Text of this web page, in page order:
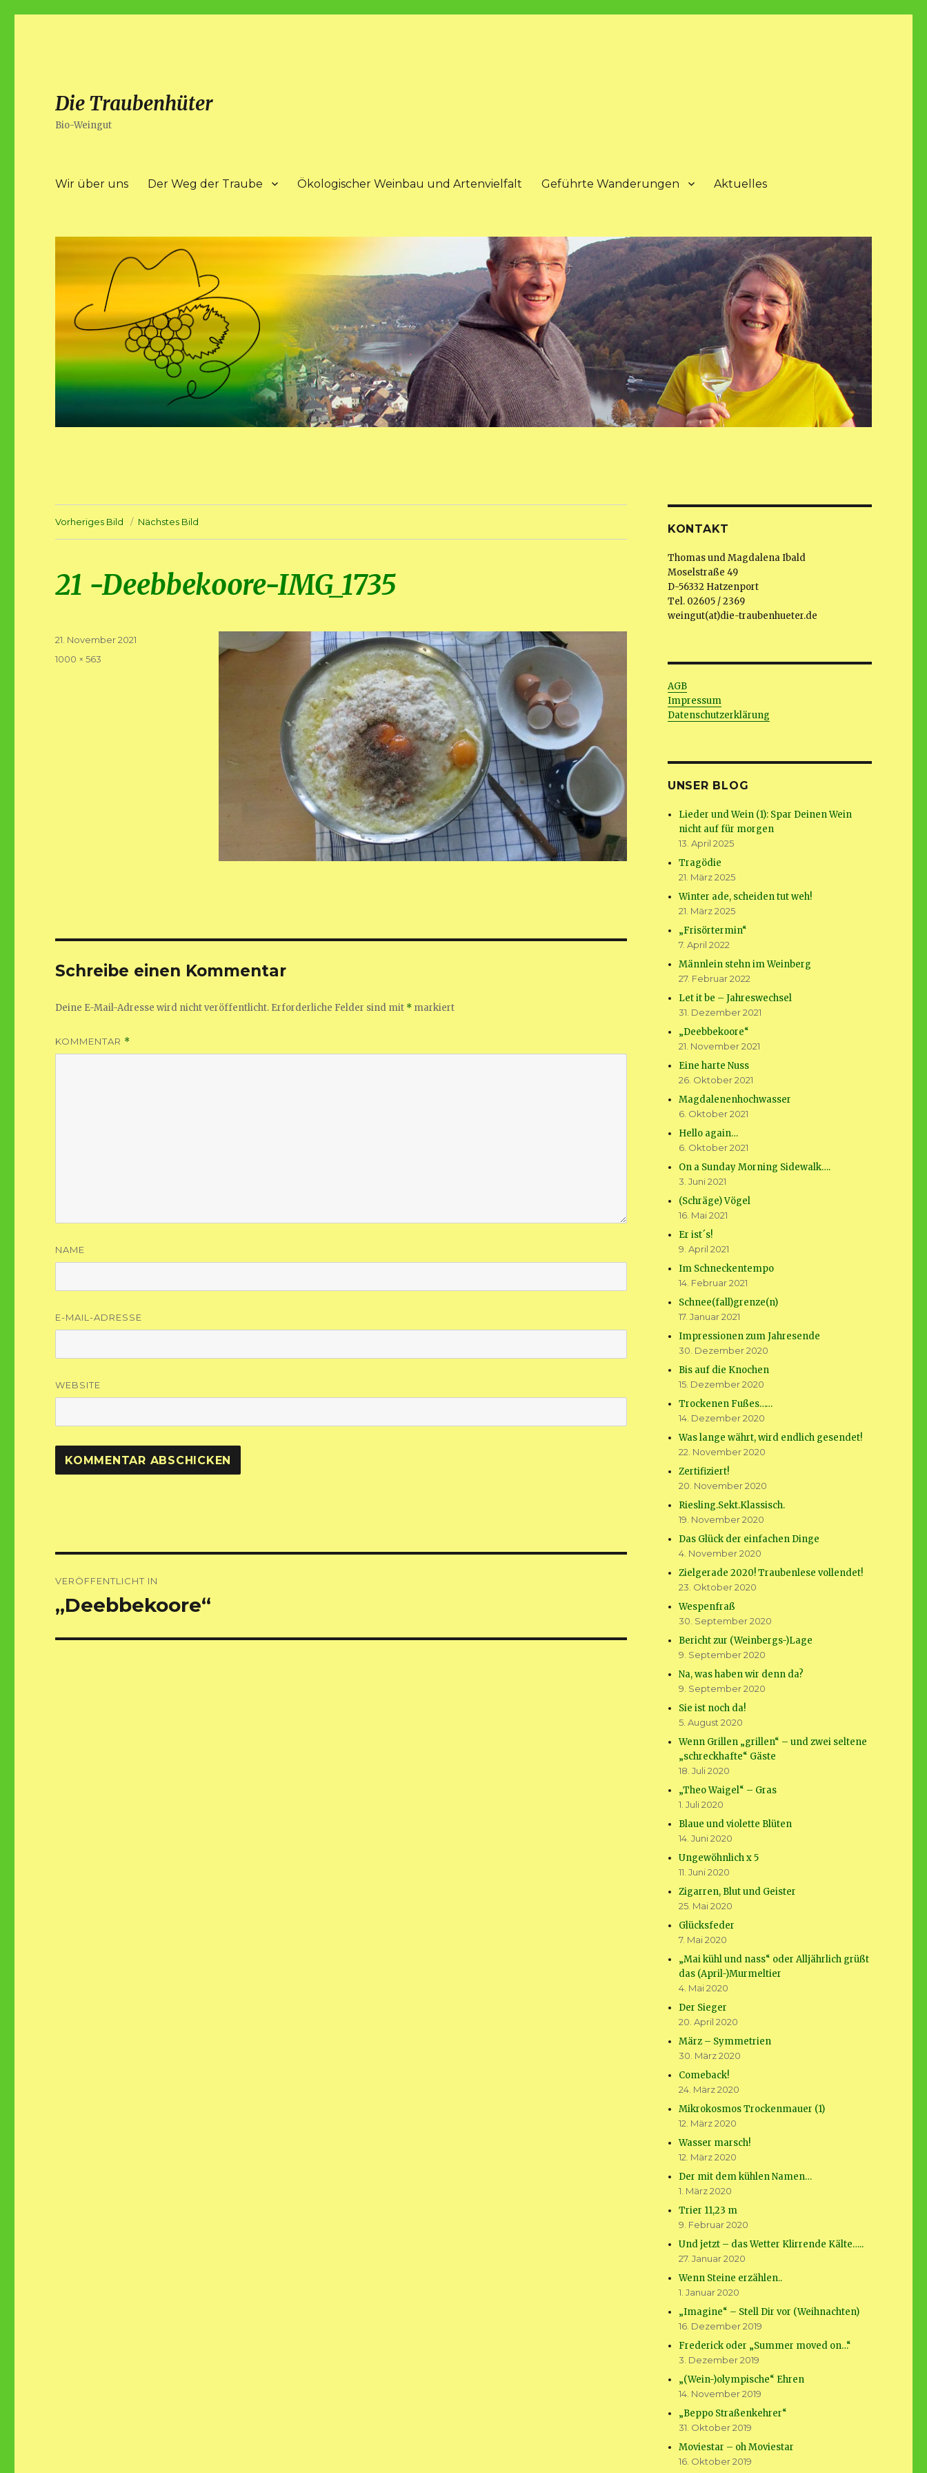
Die Traubenhüter
Bio-Weingut
Wir über uns Der Weg der Traube Ökologischer Weinbau und Artenvielfalt Geführte Wanderungen Aktuelles
Vorheriges Bild Nächstes Bild
21 -Deebbekoore-IMG_1735
Veröffentlicht
21. November 2021
Volle
1000 × 563
Schreibe einen Kommentar
Deine E-Mail-Adresse wird nicht veröffentlicht. Erforderliche Felder sind mit * markiert
KOMMENTAR *
NAME
E-MAIL-ADRESSE
WEBSITE
VERÖFFENTLICHT IN
„Deebbekoore“
KONTAKT
Thomas und Magdalena Ibald
Moselstraße 49
D-56332 Hatzenport
Tel. 02605 / 2369
weingut(at)die-traubenhueter.de
AGB
Impressum
Datenschutzerklärung
UNSER BLOG
Lieder und Wein (1): Spar Deinen Wein
nicht auf für morgen
13. April 2025
Tragödie
21. März 2025
Winter ade, scheiden tut weh!
21. März 2025
„Frisörtermin“
7. April 2022
Männlein stehn im Weinberg
27. Februar 2022
Let it be – Jahreswechsel
31. Dezember 2021
„Deebbekoore“
21. November 2021
Eine harte Nuss
26. Oktober 2021
Magdalenenhochwasser
6. Oktober 2021
Hello again…
6. Oktober 2021
On a Sunday Morning Sidewalk….
3. Juni 2021
(Schräge) Vögel
16. Mai 2021
Er ist´s!
9. April 2021
Im Schneckentempo
14. Februar 2021
Schnee(fall)grenze(n)
17. Januar 2021
Impressionen zum Jahresende
30. Dezember 2020
Bis auf die Knochen
15. Dezember 2020
Trockenen Fußes……
14. Dezember 2020
Was lange währt, wird endlich gesendet!
22. November 2020
Zertifiziert!
20. November 2020
Riesling.Sekt.Klassisch.
19. November 2020
Das Glück der einfachen Dinge
4. November 2020
Zielgerade 2020! Traubenlese vollendet!
23. Oktober 2020
Wespenfraß
30. September 2020
Bericht zur (Weinbergs-)Lage
9. September 2020
Na, was haben wir denn da?
9. September 2020
Sie ist noch da!
5. August 2020
Wenn Grillen „grillen“ – und zwei seltene
„schreckhafte“ Gäste
18. Juli 2020
„Theo Waigel“ – Gras
1. Juli 2020
Blaue und violette Blüten
14. Juni 2020
Ungewöhnlich x 5
11. Juni 2020
Zigarren, Blut und Geister
25. Mai 2020
Glücksfeder
7. Mai 2020
„Mai kühl und nass“ oder Alljährlich grüßt
das (April-)Murmeltier
4. Mai 2020
Der Sieger
20. April 2020
März – Symmetrien
30. März 2020
Comeback!
24. März 2020
Mikrokosmos Trockenmauer (1)
12. März 2020
Wasser marsch!
12. März 2020
Der mit dem kühlen Namen…
1. März 2020
Trier 11,23 m
9. Februar 2020
Und jetzt – das Wetter Klirrende Kälte…..
27. Januar 2020
Wenn Steine erzählen..
1. Januar 2020
„Imagine“ – Stell Dir vor (Weihnachten)
16. Dezember 2019
Frederick oder „Summer moved on…“
3. Dezember 2019
„(Wein-)olympische“ Ehren
14. November 2019
„Beppo Straßenkehrer“
31. Oktober 2019
Moviestar – oh Moviestar
16. Oktober 2019